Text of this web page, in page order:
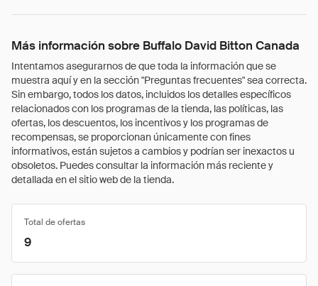
Más información sobre Buffalo David Bitton Canada
Intentamos asegurarnos de que toda la información que se
muestra aquí y en la sección "Preguntas frecuentes" sea correcta.
Sin embargo, todos los datos, incluidos los detalles específicos
relacionados con los programas de la tienda, las políticas, las
ofertas, los descuentos, los incentivos y los programas de
recompensas, se proporcionan únicamente con fines
informativos, están sujetos a cambios y podrían ser inexactos u
obsoletos. Puedes consultar la información más reciente y
detallada en el sitio web de la tienda.
Total de ofertas
9